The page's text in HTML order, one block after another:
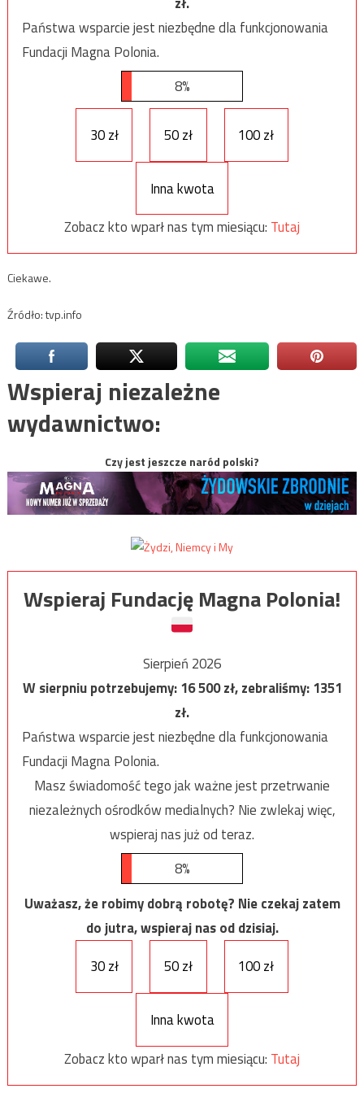
Państwa wsparcie jest niezbędne dla funkcjonowania
Fundacji Magna Polonia.
8%
30 zł 50 zł 100 zł
Inna kwota
Zobacz kto wparł nas tym miesiącu: Tutaj
Ciekawe.
Źródło: tvp.info
Wspieraj niezależne
wydawnictwo:
Czy jest jeszcze naród polski?
Wspieraj Fundację Magna Polonia!
Sierpień 2026
W sierpniu potrzebujemy:16 500zł, zebraliśmy:1351
zł.
Państwa wsparcie jest niezbędne dla funkcjonowania
Fundacji Magna Polonia.
Masz świadomość tego jak ważne jest przetrwanie
niezależnych ośrodków medialnych? Nie zwlekaj więc,
wspieraj nas już od teraz.
8%
Uważasz, że robimy dobrą robotę? Nie czekaj zatem
do jutra, wspieraj nas od dzisiaj.
30 zł
50 zł 100 zł
Inna kwota
Zobacz kto wparł nas tym miesiącu: Tutaj